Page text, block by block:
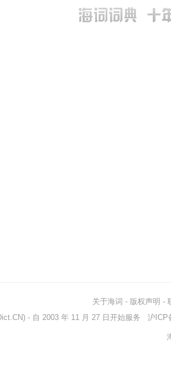
关于海词 - 版权声明 -
- 自 2003 年 11 月 27 日开始服务 沪ICP